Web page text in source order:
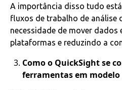
A importância disso tudo
fluxos de trabalho de análise
necessidade de mover dados
plataformas e reduzindo a
Como o QuickSight se
ferramentas em modelo